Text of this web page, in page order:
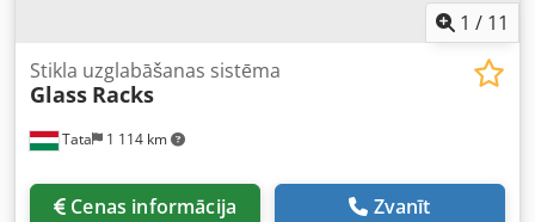
1 / 11
Tata 1 114 km
Stikla uzglabāšanas sistēma
Glass Racks
Cenas informācija Zvanīt